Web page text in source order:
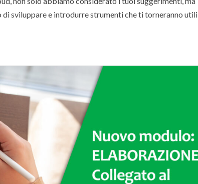
di sviluppare e introdurre strumenti che ti torneranno utili